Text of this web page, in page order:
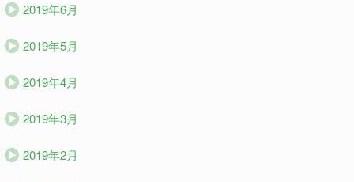
2019年6月
2019年5月
2019年4月
2019年3月
2019年2月